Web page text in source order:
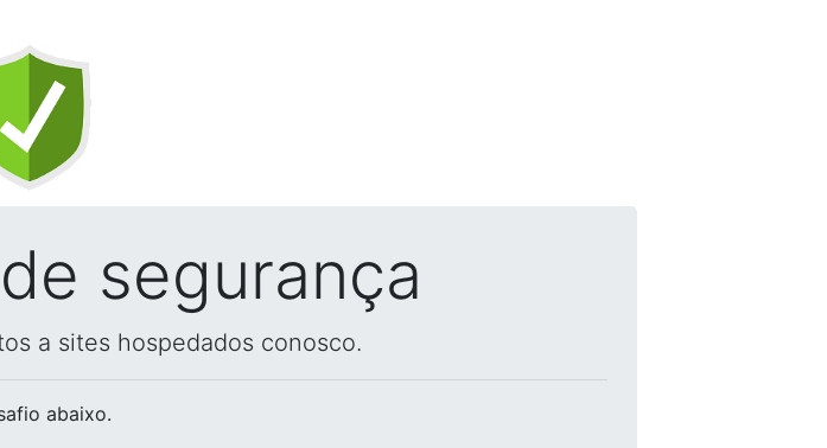
segurança
a sites hospedados conosco.
abaixo.